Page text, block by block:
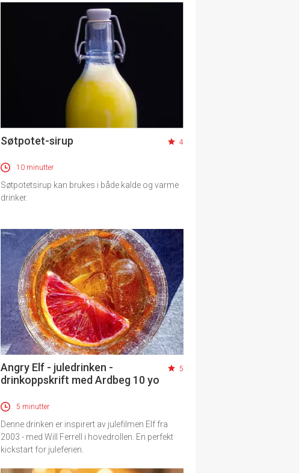
Søtpotet-sirup 4
10 minutter
Søtpotetsirup kan brukes i både kalde og varme
drinker.
Angry Elf - juledrinken -
drinkoppskrift med Ardbeg 10 yo
5
5 minutter
Denne drinken er inspirert av julefilmen Elf fra
2003 - med Will Ferrell i hovedrollen. En perfekt
kickstart for juleferien.